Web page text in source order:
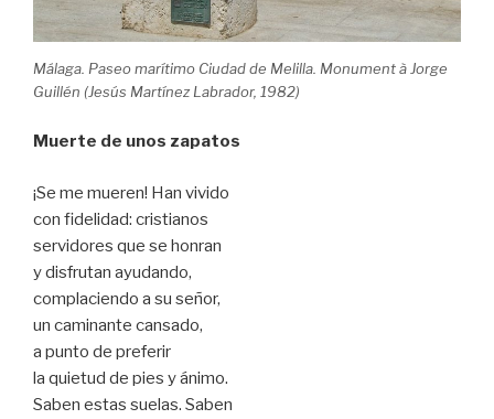
Málaga. Paseo marítimo Ciudad de Melilla. Monument à Jorge
Guillén (Jesús Martínez Labrador, 1982)
Muerte de unos zapatos
¡Se me mueren! Han vivido
con fidelidad: cristianos
servidores que se honran
y disfrutan ayudando,
complaciendo a su señor,
un caminante cansado,
a punto de preferir
la quietud de pies y ánimo.
Saben estas suelas. Saben